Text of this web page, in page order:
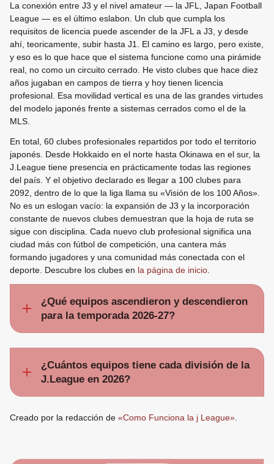
La conexión entre J3 y el nivel amateur — la JFL, Japan Football
League — es el último eslabon. Un club que cumpla los
requisitos de licencia puede ascender de la JFL a J3, y desde
ahí, teoricamente, subir hasta J1. El camino es largo, pero existe,
y eso es lo que hace que el sistema funcione como una pirámide
real, no como un circuito cerrado. He visto clubes que hace diez
años jugaban en campos de tierra y hoy tienen licencia
profesional. Esa movilidad vertical es una de las grandes virtudes
del modelo japonés frente a sistemas cerrados como el de la
MLS.
En total, 60 clubes profesionales repartidos por todo el territorio
japonés. Desde Hokkaido en el norte hasta Okinawa en el sur, la
J.League tiene presencia en prácticamente todas las regiones
del país. Y el objetivo declarado es llegar a 100 clubes para
2092, dentro de lo que la liga llama su «Visión de los 100 Años».
No es un eslogan vacío: la expansión de J3 y la incorporación
constante de nuevos clubes demuestran que la hoja de ruta se
sigue con disciplina. Cada nuevo club profesional significa una
ciudad más con fútbol de competición, una cantera más
formando jugadores y una comunidad más conectada con el
deporte. Descubre los clubes en la página de inicio.
¿Qué equipos ascendieron y descendieron
para la temporada 2026-27?
¿Cuántos equipos tiene cada división de la
J.League en 2026?
Creado por la redacción de «Como Funciona la j League».